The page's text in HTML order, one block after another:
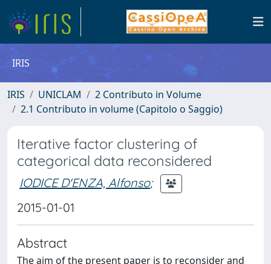
IRIS
IRIS UNICLAM
2 Contributo in Volume
2.1 Contributo in volume (Capitolo o Saggio)
Iterative factor clustering of
categorical data reconsidered
IODICE D'ENZA, Alfonso;
2015-01-01
Abstract
The aim of the present paper is to reconsider and